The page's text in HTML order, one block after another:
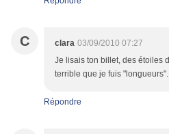
C clara 03/09/2010 07:27
Je lisais ton billet, des étoiles
terrible que je fuis
Répondre